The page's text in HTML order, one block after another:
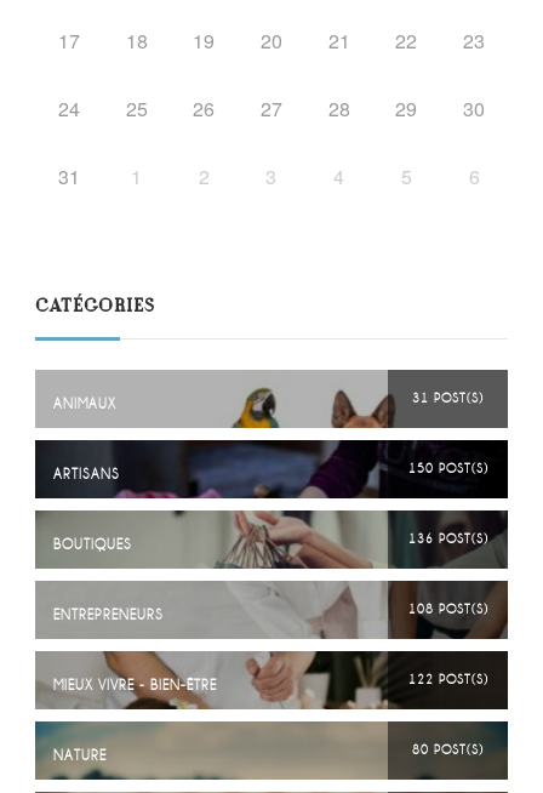
17 18 19 20 21 22 23
24 25 26 27 28 29 30
31 1 2 3 4 5 6
CATÉGORIES
ANIMAUX 31 POST(S)
ARTISANS 150 POST(S)
BOUTIQUES 136 POST(S)
ENTREPRENEURS 108 POST(S)
MIEUX VIVRE - BIEN-ÊTRE 122 POST(S)
NATURE 80 POST(S)